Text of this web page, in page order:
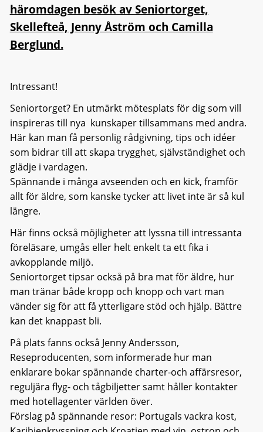
häromdagen besök av Seniortorget,
Skellefteå, Jenny Åström och Camilla
Berglund.
Intressant!
Seniortorget? En utmärkt mötesplats för dig som vill
inspireras till nya kunskaper tillsammans med andra.
Här kan man få personlig rådgivning, tips och idéer
som bidrar till att skapa trygghet, självständighet och
glädje i vardagen.
Spännande i många avseenden och en kick, framför
allt för äldre, som kanske tycker att livet inte är så kul
längre.
Här finns också möjligheter att lyssna till intressanta
föreläsare, umgås eller helt enkelt ta ett fika i
avkopplande miljö.
Seniortorget tipsar också på bra mat för äldre, hur
man tränar både kropp och knopp och vart man
vänder sig för att få ytterligare stöd och hjälp. Bättre
kan det knappast bli.
På plats fanns också Jenny Andersson,
Reseproducenten, som informerade hur man
enklarare bokar spännande charter-och affärsresor,
reguljära flyg- och tågbiljetter samt håller kontakter
med hotellagenter världen över.
Förslag på spännande resor: Portugals vackra kost,